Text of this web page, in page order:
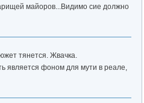
майоров...Видимо сие должно
тянется. Жвачка.
является фоном для мути в реале,